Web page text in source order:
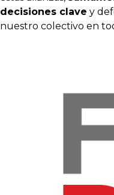
decisiones clave y
nuestro colectivo en